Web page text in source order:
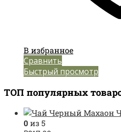
В избранное
Сравнить
Быстрый просмотр
ТОП популярных
0из 5